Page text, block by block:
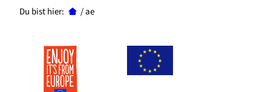
Du bist hier: /ae